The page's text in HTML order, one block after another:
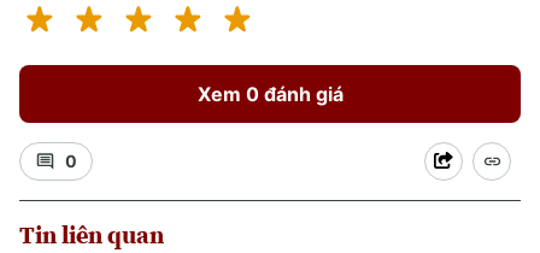
Xem 0 đánh giá
0
Tin liên quan